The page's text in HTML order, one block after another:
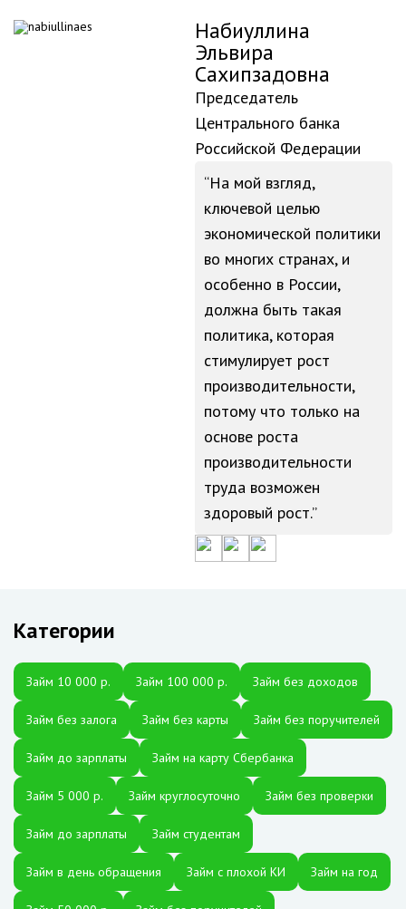
Набиуллина
Эльвира
Сахипзадовна
Председатель
Центрального банка
Российской Федерации
На мой взгляд,
ключевой целью
экономической политики
во многих странах, и
особенно в России,
должна быть такая
политика, которая
стимулирует рост
производительности,
потому что только на
основе роста
производительности
труда возможен
здоровый рост.
Категории
Займ 10 000 р. Займ 100 000 р. Займ без доходов
Займ без залога Займ без карты Займ без поручителей
Займ до зарплаты Займ на карту Сбербанка
Займ 5 000 р. Займ круглосуточно Займ без проверки
Займ до зарплаты Займ студентам
Займ в день обращения Займ с плохой КИ Займ на год